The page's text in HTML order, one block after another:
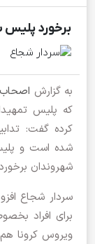
برخورد پلیس
به گزارش
که پلیس
کرده گفت:
شده است و
شهروندان
سردار شجاع
برای افراد
ویروس کرونا